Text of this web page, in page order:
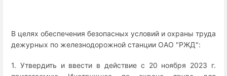
В целях обеспечения безопасных условий и охраны труда
дежурных по железнодорожной станции ОАО "РЖД":
1. Утвердить и ввести в действие с 20 ноября 2023 г.